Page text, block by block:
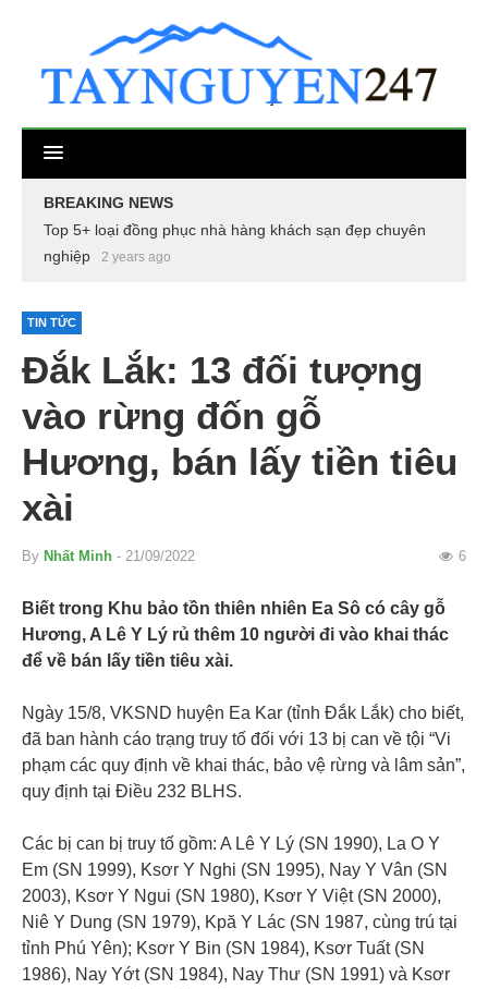
BREAKING NEWS
Top 5+ loại đồng phục nhà hàng khách sạn đẹp chuyên
nghiệp
2 years ago
TIN TỨC
Đắk Lắk: 13 đối tượng
vào rừng đốn gỗ
Hương, bán lấy tiền tiêu
xài
By Nhất Minh - 21/09/2022 6
Biết trong Khu bảo tồn thiên nhiên Ea Sô có cây gỗ
Hương, A Lê Y Lý rủ thêm 10 người đi vào khai thác
để về bán lấy tiền tiêu xài.
Ngày 15/8, VKSND huyện Ea Kar (tỉnh Đắk Lắk) cho biết,
đã ban hành cáo trạng truy tố đối với 13 bị can về tội “Vi
phạm các quy định về khai thác, bảo vệ rừng và lâm sản”,
quy định tại Điều 232 BLHS.
Các bị can bị truy tố gồm: A Lê Y Lý (SN 1990), La O Y
Em (SN 1999), Ksơr Y Nghi (SN 1995), Nay Y Vân (SN
2003), Ksơr Y Ngui (SN 1980), Ksơr Y Việt (SN 2000),
Niê Y Dung (SN 1979), Kpă Y Lác (SN 1987, cùng trú tại
tỉnh Phú Yên); Ksơr Y Bin (SN 1984), Ksơr Tuất (SN
1986), Nay Yớt (SN 1984), Nay Thư (SN 1991) và Ksơr